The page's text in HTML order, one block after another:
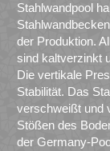
Stahlwandpool
der Produktion.
sind kaltverzinkt
Die vertikale
Stabilität. Das
verschweißt und
Stößen des
der Germany-